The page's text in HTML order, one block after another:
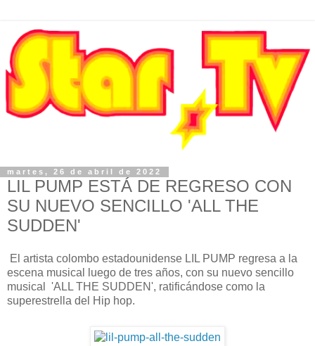
martes, 26 de abril de 2022
LIL PUMP ESTÁ DE REGRESO CON
SU NUEVO SENCILLO 'ALL THE
SUDDEN'
El artista colombo estadounidense LIL PUMP regresa a la
escena musical luego de tres años, con su nuevo sencillo
musical 'ALL THE SUDDEN', ratificándose como la
superestrella del Hip hop.